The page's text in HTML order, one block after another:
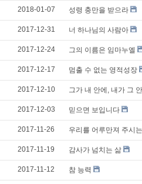
2018-01-07 성령 충만을 받으라
2017-12-31 너 하나님의 사람아
2017-12-24 그의 이름은 임마누엘
2017-12-17 멈출 수 없는 영적성장
2017-12-10 그가 내 안에, 내가 그 안
2017-12-03 믿으면 보입니다
2017-11-26 우리를 어루만져 주시
2017-11-19 감사가 넘치는 삶
2017-11-12 참 능력